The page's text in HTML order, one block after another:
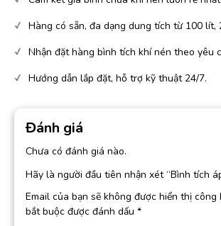
Hàng có sẵn, đa dạng dung tích từ 100
Nhận đặt hàng bình tích khí nén theo yêu
Hướng dẫn lắp đặt, hỗ trợ kỹ thuật 24/7.
Đánh giá
Chưa có đánh giá nào.
Hãy là người đầu tiên nhận xét “Bình tích
Email của bạn sẽ không được hiển thị công
bắt buộc được đánh dấu *